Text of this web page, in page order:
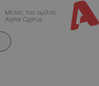
Μέλος του ομίλου
Alpha Cyprus